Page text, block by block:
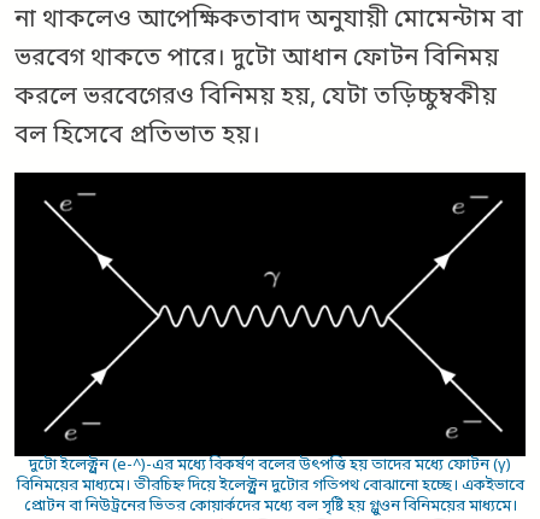
না থাকলেও আপেক্ষিকতাবাদ অনুযায়ী মোমেন্টাম বা
ভরবেগ থাকতে পারে। দুটো আধান ফোটন বিনিময়
করলে ভরবেগেরও বিনিময় হয়, যেটা তড়িচ্চুম্বকীয়
বল হিসেবে প্রতিভাত হয়।
দুটো ইলেক্ট্রন (e-^)-এর মধ্যে বিকর্ষণ বলের উৎপত্তি হয় তাদের মধ্যে ফোটন (γ)
বিনিময়ের মাধ্যমে। তীরচিহ্ন দিয়ে ইলেক্ট্রন দুটোর গতিপথ বোঝানো হচ্ছে। একইভাবে
প্রোটন বা নিউট্রনের ভিতর কোয়ার্কদের মধ্যে বল সৃষ্টি হয় গ্লুওন বিনিময়ের মাধ্যমে।